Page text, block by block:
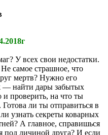
У всех свои недостатки.
самое страшное, что
мертв? Нужно его
— найти дары забытых
и проверить, на что ты
ли ты отправиться в
узнать секреты коварных
А главное, справишься
под личиной друга? И если